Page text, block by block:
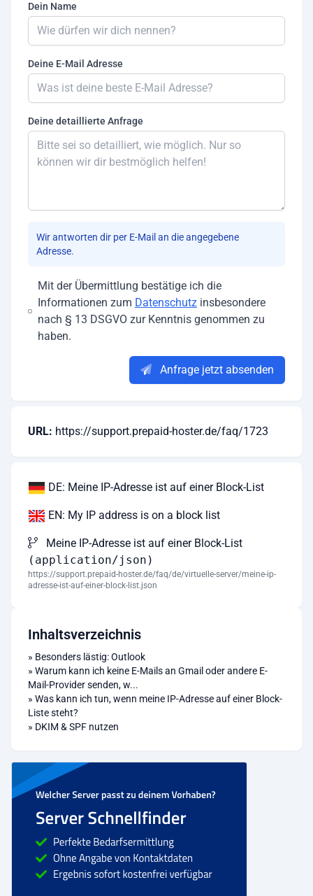
Dein Name
Deine E-Mail Adresse
Deine detaillierte Anfrage
Wir antworten dir per E-Mail an die angegebene
Adresse.
Mit der Übermittlung bestätige ich die
Informationen zum Datenschutzinsbesondere
nach § 13 DSGVO zur Kenntnis genommen zu
haben.
Anfrage jetzt absenden
URL: https://support.prepaid-hoster.de/faq/1723
DE: Meine IP-Adresse ist auf einer Block-List
EN: My IP address is on a block list
Meine IP-Adresse ist auf einer Block-List
(application/json)
https://support.prepaid-hoster.de/faq/de/virtuelle-server/meine-ip-
adresse-ist-auf-einer-block-list.json
Inhaltsverzeichnis
» Besonders lästig: Outlook
» Warum kann ich keine E-Mails an Gmail oder andere E-
Mail-Provider senden, w...
» Was kann ich tun, wenn meine IP-Adresse auf einer Block-
Liste steht?
» DKIM & SPF nutzen